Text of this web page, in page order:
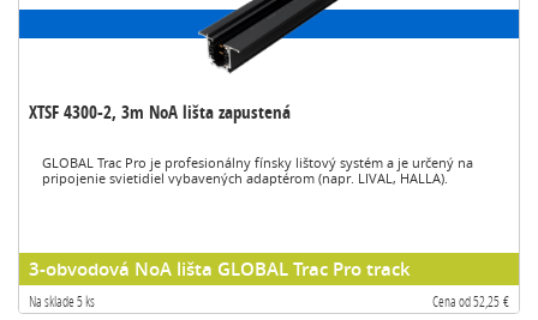
XTSF 4300-2, 3m NoA lišta zapustená
GLOBAL Trac Pro je profesionálny fínsky lištový systém a je určený na
pripojenie svietidiel vybavených adaptérom (napr. LIVAL, HALLA).
3-obvodová NoA lišta GLOBAL Trac Pro track
Na sklade 5 ks Cena od 52,25 €